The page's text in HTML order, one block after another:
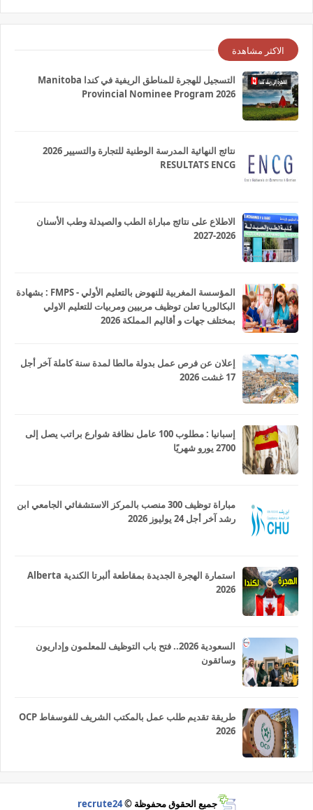
الاكثر مشاهدة
التسجيل للهجرة للمناطق الريفية في كندا Manitoba
Provincial Nominee Program 2026
نتائج النهائية المدرسة الوطنية للتجارة والتسيير 2026
RESULTATS ENCG
الاطلاع على نتائج مباراة الطب والصيدلة وطب الأسنان
2026-2027
المؤسسة المغربية للنهوض بالتعليم الأولي - FMPS : بشهادة
البكالوريا تعلن توظيف مربيين ومربيات للتعليم الاولي
بمختلف جهات و أقاليم المملكة 2026
إعلان عن فرص عمل بدولة مالطا لمدة سنة كاملة آخر أجل
17 غشت 2026
إسبانيا : مطلوب 100 عامل نظافة شوارع براتب يصل إلى
2700 يورو شهريًا
مباراة توظيف 300 منصب بالمركز الاستشفائي الجامعي ابن
رشد آخر أجل 24 يوليوز 2026
استمارة الهجرة الجديدة بمقاطعة ألبرتا الكندية Alberta
2026
السعودية 2026.. فتح باب التوظيف للمعلمون وإداريون
وسائقون
طريقة تقديم طلب عمل بالمكتب الشريف للفوسفاط OCP
2026
جميع الحقوق محفوظة ©recrute24